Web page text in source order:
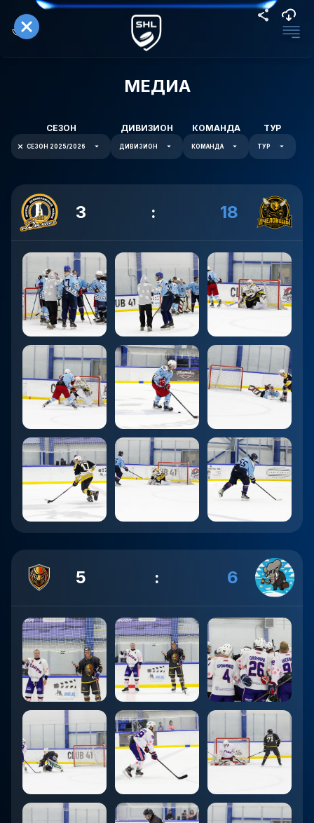
МЕДИА
СЕЗОН
СЕЗОН 2025/2026
ДИВИЗИОН
ДИВИЗИОН
КОМАНДА
КОМАНДА
ТУР
ТУР
3 : 18
5 : 6